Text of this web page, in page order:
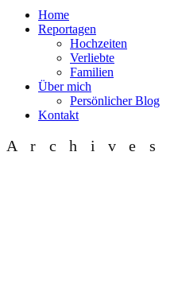
Home
Reportagen
Hochzeiten
Verliebte
Familien
Über mich
Persönlicher Blog
Kontakt
Archives